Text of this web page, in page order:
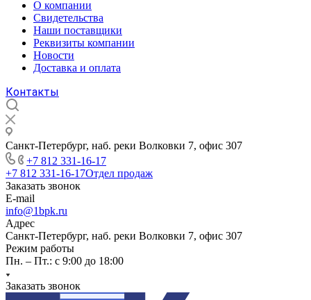
О компании
Свидетельства
Наши поставщики
Реквизиты компании
Новости
Доставка и оплата
Контакты
Санкт-Петербург, наб. реки Волковки 7, офис 307
+7 812 331-16-17
+7 812 331-16-17Отдел продаж
Заказать звонок
E-mail
info@1bpk.ru
Адрес
Санкт-Петербург, наб. реки Волковки 7, офис 307
Режим работы
Пн. – Пт.: с 9:00 до 18:00
Заказать звонок